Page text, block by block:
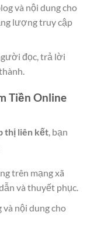
và nội dung cho
lượng truy cập
đọc, trả lời
Tiền Online
thị liên kết , bạn
trên mạng xã
và thuyết phục.
nội dung cho